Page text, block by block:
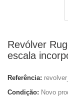
Revólver
escala
Referência:
Condição: Novo